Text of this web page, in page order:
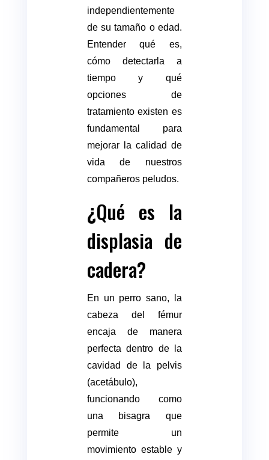
independientemente
de su tamaño o edad.
Entender qué es,
cómo detectarla a
tiempo y qué
opciones de
tratamiento existen es
fundamental para
mejorar la calidad de
vida de nuestros
compañeros peludos.
¿Qué es la
displasia de
cadera?
En un perro sano, la
cabeza del fémur
encaja de manera
perfecta dentro de la
cavidad de la pelvis
(acetábulo),
funcionando como
una bisagra que
permite un
movimiento estable y